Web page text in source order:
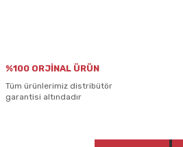
%100 ORJİNAL ÜRÜN
Tüm ürünlerimiz distribütör
garantisi altındadır